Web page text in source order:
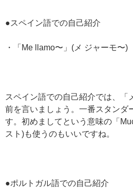
●スペイン語での自己紹介
・「Me llamo〜」(メ ジャーモ〜)
スペイン語での自己紹介では、「
前を言いましょう。一番スタンダ
す。初めましてという意味の「
スト)も使うのもいいですね。
●ポルトガル語での自己紹介